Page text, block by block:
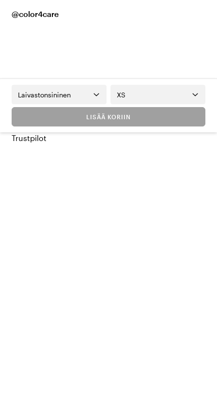
@color4care
Laivastonsininen XS
LISÄÄ KORIIN
Trustpilot